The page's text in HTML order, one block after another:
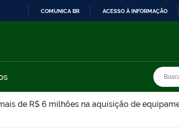
COMUNICA BR ACESSO À INFORMAÇÃO
de R$ 6 milhões na aquisição de